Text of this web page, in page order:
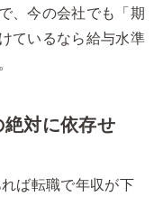
、今の会社でも「期
ているなら給与水準
対に依存せ
ば転職で年収が下